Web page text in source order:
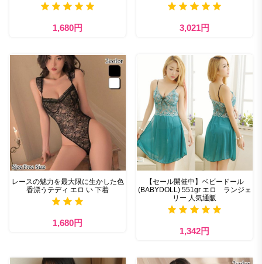
1,680円 3,021円
レースの魅力を最大限に生かした色
香漂うテディ エロ い 下着
1,680円
【セール開催中】ベビードール
(BABYDOLL) 551gr エロ ランジェ
リー 人気通販
1,342円